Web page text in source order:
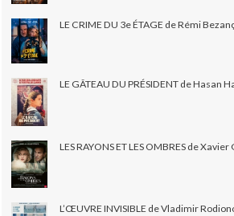
LE CRIME DU 3e ÉTAGE de Rémi
LE GÂTEAU DU PRÉSIDENT de Hasan
LES RAYONS ET LES OMBRES de
L’ŒUVRE INVISIBLE de Vladimir